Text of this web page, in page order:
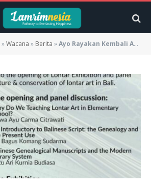
»Wacana » Berita »Ayo Rayakan Kembali Ajaran Leluhur!